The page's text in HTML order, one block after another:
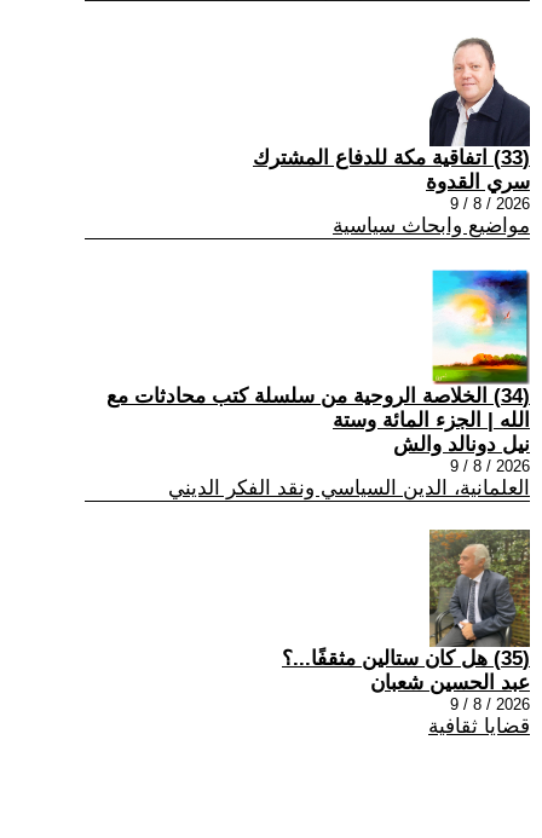
(33) اتفاقية مكة للدفاع المشترك
سري القدوة
2026 / 8 / 9
مواضيع وابحاث سياسية
(34) الخلاصة الروحية من سلسلة كتب محادثات مع
الله | الجزء المائة وستة
نيل دونالد والش
2026 / 8 / 9
العلمانية، الدين السياسي ونقد الفكر الديني
(35) هل كان ستالين مثقفًا...؟
عبد الحسين شعبان
2026 / 8 / 9
قضايا ثقافية